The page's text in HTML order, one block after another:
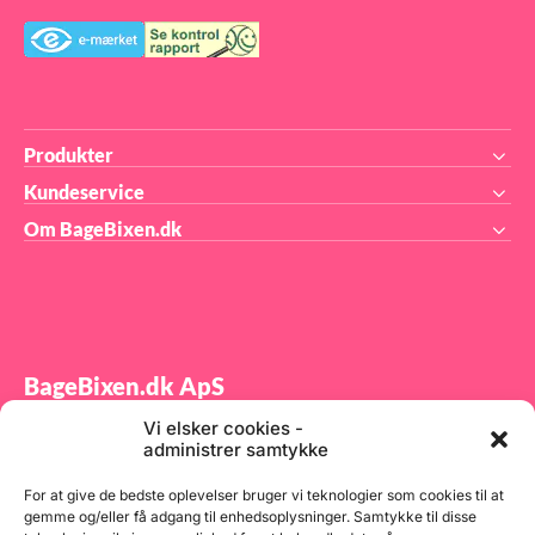
Vi elsker cookies -
administrer samtykke
For at give de bedste oplevelser bruger vi teknologier som cookies til at
gemme og/eller få adgang til enhedsoplysninger. Samtykke til disse
Produkter
Kundeservice
Om BageBixen.dk
BageBixen.dk ApS
Tilmeld dig vores nyhedsbrev og modtag gode tilbud
samt spændende produktnyheder direkte i din
indbakke.